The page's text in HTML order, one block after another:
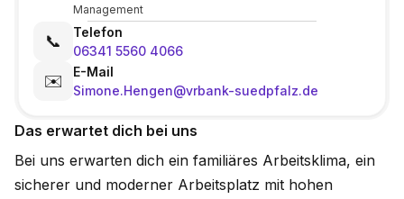
Das erwartet dich bei uns
Bei uns erwarten dich ein familiäres Arbeitsklima, ein
sicherer und moderner Arbeitsplatz mit hohen
Management
📞
Telefon
06341 5560 4066
✉️
E-Mail
Simone.Hengen@vrbank-suedpfalz.de